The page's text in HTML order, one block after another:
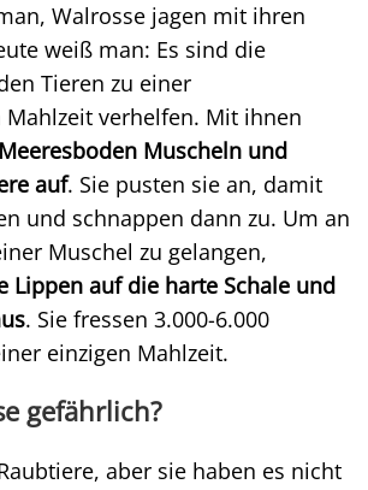
Walrosse jagen mit ihren
weiß man: Es sind die
Tieren zu einer
Mahlzeit verhelfen. Mit ihnen
Muscheln und
auf. Sie pusten sie an, damit
und schnappen dann zu. Um an
Muschel zu gelangen,
Lippen auf die harte Schale und
. Sie fressen 3.000-6.000
einzigen Mahlzeit.
gefährlich?
aber sie haben es nicht